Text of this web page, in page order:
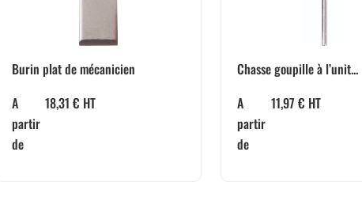
Burin plat de mécanicien
A
partir
de
18,31 € HT
Chasse goupille à l’unit...
A
partir
de
11,97 € HT